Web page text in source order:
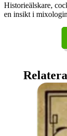
Historieälskare,
en insikt i